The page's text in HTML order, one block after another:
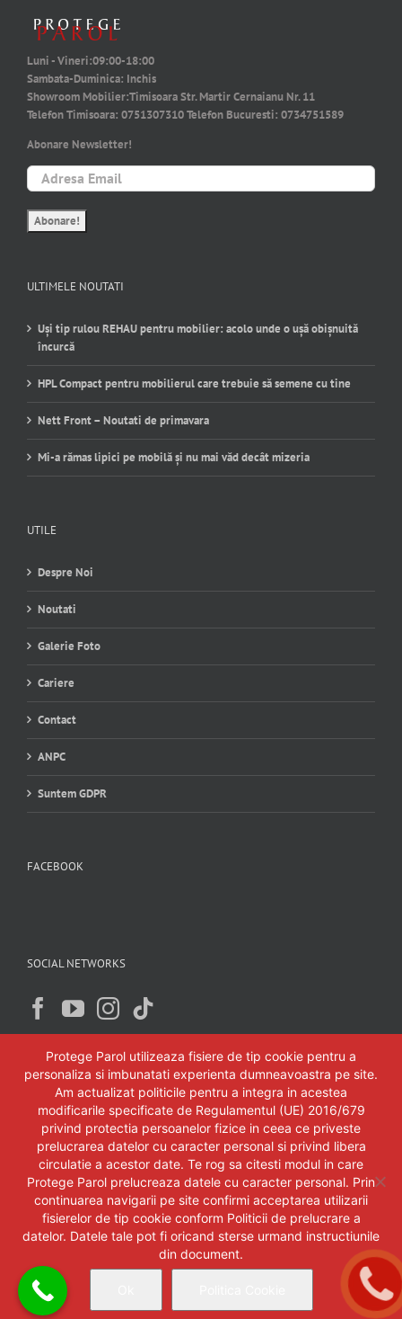
Luni - Vineri:09:00-18:00
Sambata-Duminica: Inchis
Showroom Mobilier:Timisoara Str. Martir Cernaianu Nr. 11
Telefon Timisoara: 0751307310Telefon Bucuresti: 0734751589
Abonare Newsletter!
ULTIMELE NOUTATI
Uși tip rulou REHAU pentru mobilier: acolo unde o ușă obișnuită
încurcă
HPL Compact pentru mobilierul care trebuie să semene cu tine
Nett Front – Noutati de primavara
Mi-a rămas lipici pe mobilă și nu mai văd decât mizeria
UTILE
Despre Noi
Noutati
Galerie Foto
Cariere
Contact
ANPC
Suntem GDPR
FACEBOOK
SOCIAL NETWORKS
Copyright 2018 Protege-Parol SRL Timisoara. Toate drepturile rezervate.
Oferte
Protege Parol utilizeaza fisiere de tip cookie pentru a
personaliza si imbunatati experienta dumneavoastra pe site.
Am actualizat politicile pentru a integra in acestea
modificarile specificate de Regulamentul (UE) 2016/679
privind protectia persoanelor fizice in ceea ce priveste
prelucrarea datelor cu caracter personal si privind libera
circulatie a acestor date. Te rog sa citesti modul in care
Protege Parol prelucreaza datele cu caracter personal. Prin
continuarea navigarii pe site confirmi acceptarea utilizarii
fisierelor de tip cookie conform Politicii de prelucrare a
datelor. Datele tale pot fi oricand sterse urmand instructiunile
din document.